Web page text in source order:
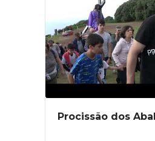
Procissão dos